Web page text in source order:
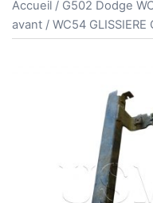
Accueil / G502 Dodge
avant / WC54 GLISSIERE